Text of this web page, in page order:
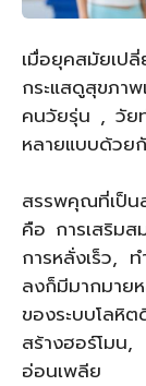
เมื่อยุคสมัยเป
กระแสดูสุขภา
คนวัยรุ่น , วัย
หลายแบบด้วย
สรรพคุณที่เป็น
คือ การเสริมส
การหลั่งเร็ว,
ลงก็มีมากมาย
ของระบบโล
สร้างฮอร์โมน
อ่อนเพลีย